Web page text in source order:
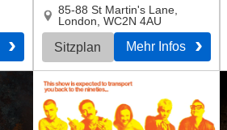
85-88 St Martin's Lane,
London WC2N 4AU
Sitzplan Mehr Infos